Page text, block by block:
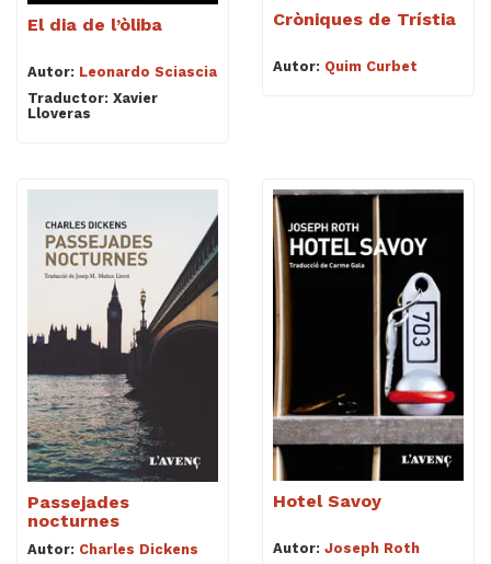
El dia de l’òliba
Autor: Leonardo Sciascia
Traductor: Xavier
Lloveras
Cròniques de Trístia
Autor: Quim Curbet
Passejades
nocturnes
Autor: Charles Dickens
Hotel Savoy
Autor: Joseph Roth